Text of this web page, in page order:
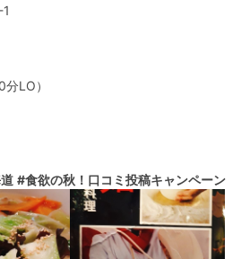
LO）
#食欲の秋！口コミ投稿キャンペーン